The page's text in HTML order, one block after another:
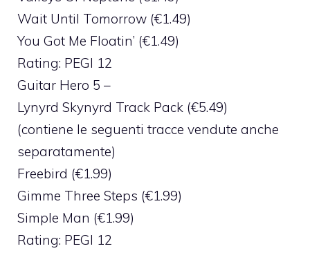
Wait Until Tomorrow (€1.49)
You Got Me Floatin’ (€1.49)
Rating: PEGI 12
Guitar Hero 5 –
Lynyrd Skynyrd Track Pack (€5.49)
(contiene le seguenti tracce vendute anche
separatamente)
Freebird (€1.99)
Gimme Three Steps (€1.99)
Simple Man (€1.99)
Rating: PEGI 12